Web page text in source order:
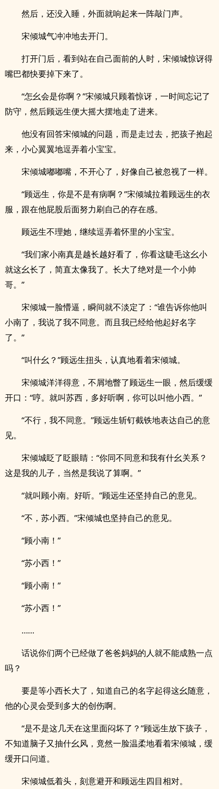
然后，还没入睡，外面就响起来一阵敲门声。
宋倾城气冲冲地去开门。
打开门后，看到站在自己面前的人时，宋倾城惊讶得
嘴巴都快要掉下来了。
“怎幺会是你啊？”宋倾城只顾着惊讶，一时间忘记了
防守，然后顾远生便大摇大摆地走了进来。
他没有回答宋倾城的问题，而是走过去，把孩子抱起
来，小心翼翼地逗弄着小宝宝。
宋倾城嘟嘟嘴，不开心了，好像自己被忽视了一样。
“顾远生，你是不是有病啊？”宋倾城拉着顾远生的衣
服，跟在他屁股后面努力刷自己的存在感。
顾远生不理她，继续逗弄着怀里的小宝宝。
“我们家小南真是越长越好看了，你看这睫毛这幺小
就这幺长了，简直太像我了。长大了绝对是一个小帅
哥。”
宋倾城一脸懵逼，瞬间就不淡定了：“谁告诉你他叫
小南了，我说了我不同意。而且我已经给他起好名字
了。”
“叫什幺？”顾远生扭头，认真地看着宋倾城。
宋倾城洋洋得意，不屑地瞥了顾远生一眼，然后缓缓
开口：“哼。就叫苏西，多好听啊，你可以叫他小西。”
“不行，我不同意。”顾远生斩钉截铁地表达自己的意
见。
宋倾城眨了眨眼睛：“你同不同意和我有什幺关系？
这是我的儿子，当然是我说了算啊。”
“就叫顾小南。好听。”顾远生还坚持自己的意见。
“不，苏小西。”宋倾城也坚持自己的意见。
“顾小南！”
“苏小西！”
“顾小南！”
“苏小西！”
……
话说你们两个已经做了爸爸妈妈的人就不能成熟一点
吗？
要是等小西长大了，知道自己的名字起得这幺随意，
他的心灵会受到多大的创伤啊。
“是不是这几天在这里面闷坏了？”顾远生放下孩子，
不知道脑子又抽什幺风，竟然一脸温柔地看着宋倾城，缓
缓开口问道。
宋倾城低着头，刻意避开和顾远生四目相对。